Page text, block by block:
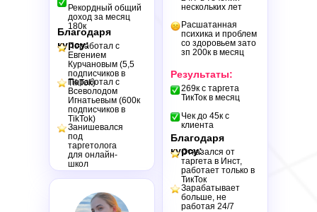
Результаты:
Благодаря
курсу:
Благодаря
курсу:
нескольких лет
Рекордный общий
доход за месяц
180к
269к с таргета
ТикТок в месяц
Чек до 45к с
клиента
Поработал с
Евгением
Курчановым (5,5
подписчиков в
TikTok)
Отказался от
таргета в Инст,
работает только в
ТикТок
Поработал с
Всеволодом
Игнатьевым (600к
подписчиков в
TikTok)
Занишевался
под
таргетолога
для онлайн-
школ
Зарабатывает
больше, не
работая 24/7
Расшатанная
психика и проблем
со здоровьем зато
зп 200к в месяц